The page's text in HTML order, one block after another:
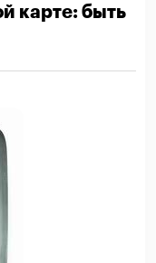
карте: быть